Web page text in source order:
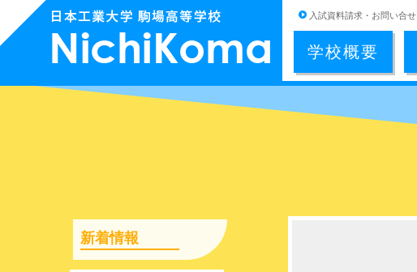
入試資料請求・お問い合せ
学校概要
新着情報